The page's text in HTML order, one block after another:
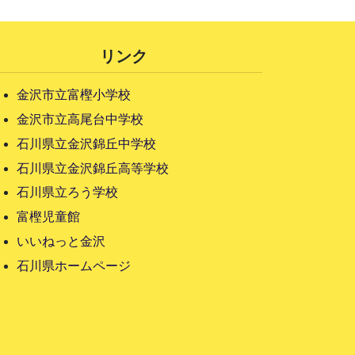
リンク
金沢市立富樫小学校
金沢市立高尾台中学校
石川県立金沢錦丘中学校
石川県立金沢錦丘高等学校
石川県立ろう学校
富樫児童館
いいねっと金沢
石川県ホームページ